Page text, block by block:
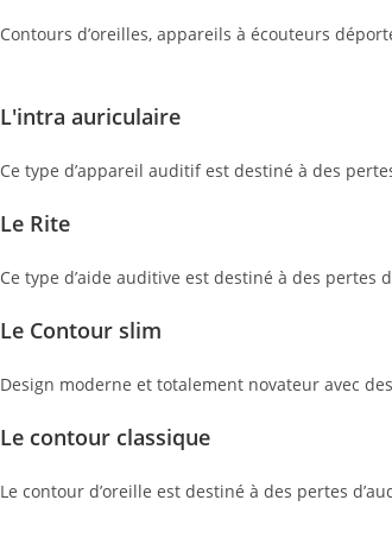
Contours d’oreilles, appareils à écouteurs
L'intra auriculaire
Ce type d’appareil auditif est destiné à des
Le Rite
Ce type d’aide auditive est destiné à des pertes
Le Contour slim
Design moderne et totalement novateur avec
Le contour classique
Le contour d’oreille est destiné à des pertes